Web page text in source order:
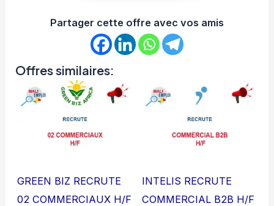
Partager cette offre avec vos amis
Offres similaires:
GREEN BIZ RECRUTE
02 COMMERCIAUX H/F
INTELIS RECRUTE
COMMERCIAL B2B H/F